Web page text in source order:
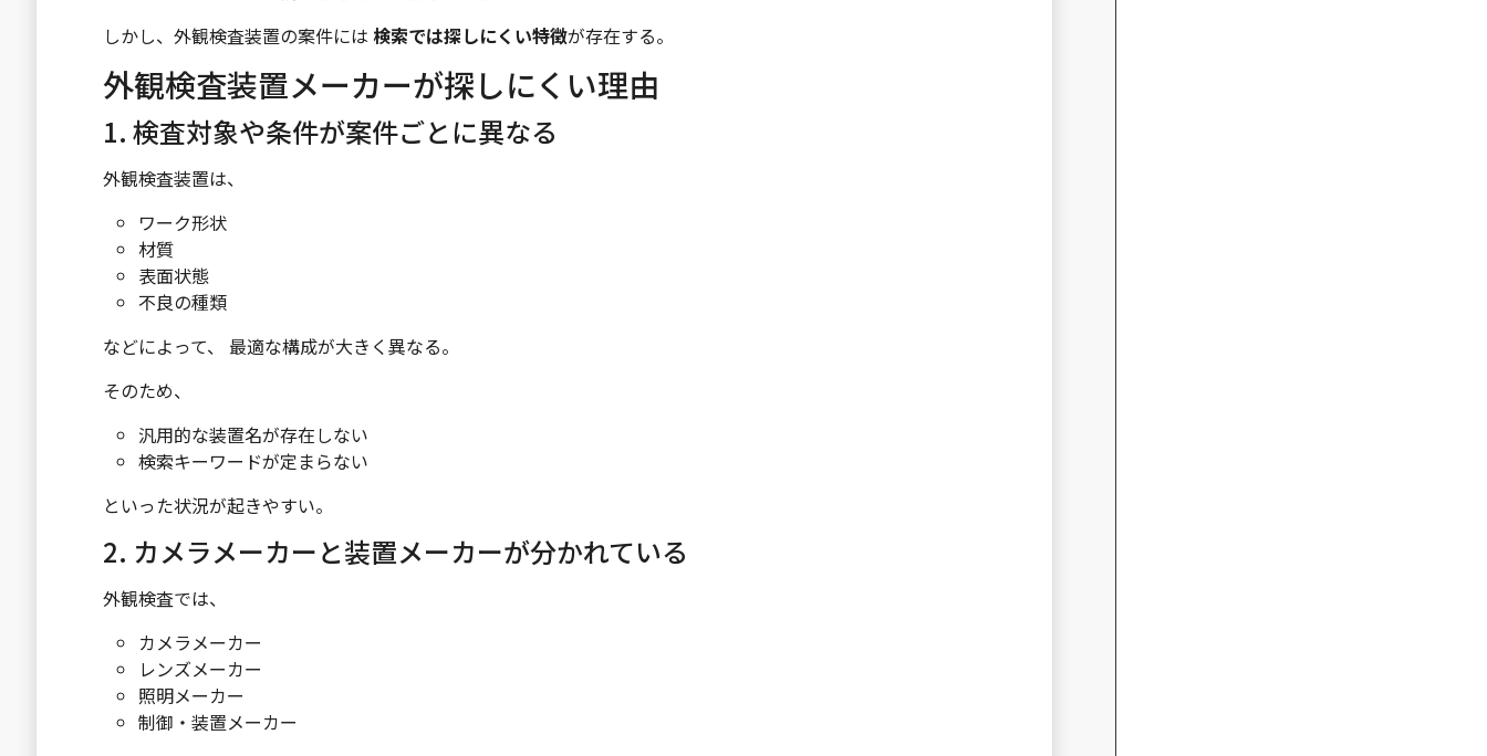
しかし、外観検査装置の案件には 検索では探しにくい特徴が存在する。
外観検査装置メーカーが探しにくい理由
1. 検査対象や条件が案件ごとに異なる
外観検査装置は、
ワーク形状
材質
表面状態
不良の種類
などによって、 最適な構成が大きく異なる。
そのため、
汎用的な装置名が存在しない
検索キーワードが定まらない
といった状況が起きやすい。
2. カメラメーカーと装置メーカーが分かれている
外観検査では、
カメラメーカー
レンズメーカー
照明メーカー
制御・装置メーカー